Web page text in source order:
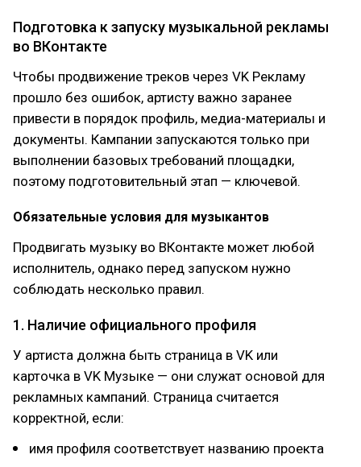
Подготовка к запуску музыкальной рекламы
во ВКонтакте
Чтобы продвижение треков через VK Рекламу
прошло без ошибок, артисту важно заранее
привести в порядок профиль, медиа-материалы и
документы. Кампании запускаются только при
выполнении базовых требований площадки,
поэтому подготовительный этап — ключевой.
Обязательные условия для музыкантов
Продвигать музыку во ВКонтакте может любой
исполнитель, однако перед запуском нужно
соблюдать несколько правил.
1. Наличие официального профиля
У артиста должна быть страница в VK или
карточка в VK Музыке — они служат основой для
рекламных кампаний. Страница считается
корректной, если:
имя профиля соответствует названию проекта